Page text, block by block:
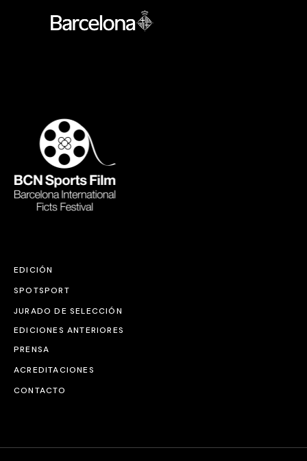
EDICIÓN
SPOTSPORT
JURADO DE SELECCIÓN
EDICIONES ANTERIORES
PRENSA
ACREDITACIONES
CONTACTO